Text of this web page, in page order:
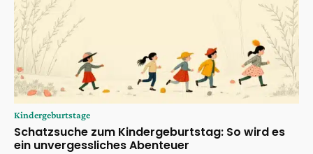
Kindergeburtstage
Schatzsuche zum Kindergeburtstag: So wird es
ein unvergessliches Abenteuer